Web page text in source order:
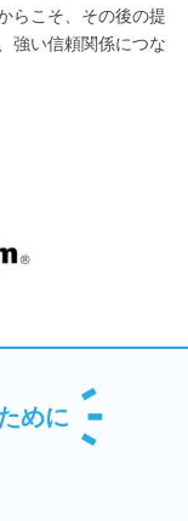
らこそ、その後の提
強い信頼関係につな
めに